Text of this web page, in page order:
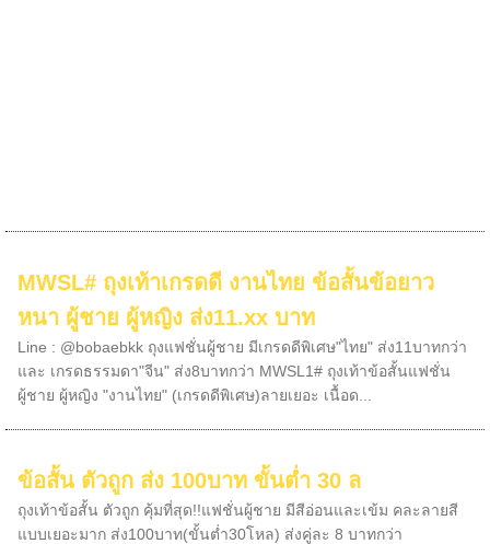
MWSL# ถุงเท้าเกรดดี งานไทย ข้อสั้นข้อยาว
หนา ผู้ชาย ผู้หญิง ส่ง11.xx บาท
Line : @bobaebkk ถุงแฟชั่นผู้ชาย มีเกรดดีพิเศษ"ไทย" ส่ง11บาทกว่า
และ เกรดธรรมดา"จีน" ส่ง8บาทกว่า MWSL1# ถุงเท้าข้อสั้นแฟชั่น
ผู้ชาย ผู้หญิง "งานไทย" (เกรดดีพิเศษ)ลายเยอะ เนื้อด...
ข้อสั้น ตัวถูก ส่ง 100บาท ขั้นต่ำ 30 ล
ถุงเท้าข้อสั้น ตัวถูก คุ้มที่สุด!!แฟชั่นผู้ชาย มีสีอ่อนและเข้ม คละลายสี
แบบเยอะมาก ส่ง100บาท(ขั้นต่ำ30โหล) ส่งคู่ละ 8 บาทกว่า